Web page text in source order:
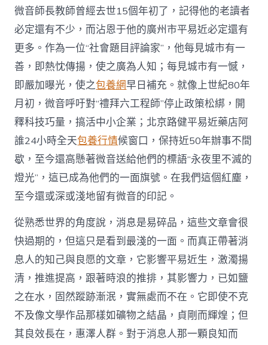
薪
火
相
繼
正
聲
不
絕〉
中
微音師長教師曾經去世15個年初了，記得他的老讀者
必定還有不少，而沾恩于他的廣州市平易近必定還有
更多。作為一位“社會題目評論家”，他每見城市有一
善，即熱忱傳揚，使之廣為人知；每見城市有一憾，
即嚴加曝光，使之包養網早日補充。就像上世紀80年
月初，微音呼吁對“禮拜六工程師”停止政策松綁，開
釋科技巧量，搞活中小企業；北京路健平易近藥店阿
誰24小時全天包養行情候窗口，保持近50年辦事不間
歇，至今還高懸著微音送給他們的標語“永夜里不滅的
燈光”，這已成為他們的一面旗號。在我們這個紅塵，
至今還或深或淺地留有微音的印記。
從熟悉世界的角度說，消息是易碎品，這些文章會很
快過期的，但這只是看到最淺的一面。而真正帶著消
息人的知己與良愿的文章，它影響平易近生，激濁揚
清，推進提高，跟著時浪的推排，其影響力，已如鹽
之在水，固然蹤跡漸泯，實無處而不在。它即使不克
不及像文學作品那樣如礦物之結晶，貞剛而輝煌；但
其良效長在，惠澤人群。對于消息人那一顆良知而